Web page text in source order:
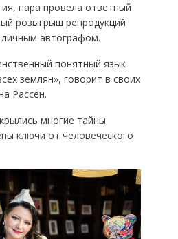
пара провела ответный
розыгрыш репродукций
автографом.
понятный язык
землян», говорит в своих
Рассен.
многие тайны
ключи от человеческого